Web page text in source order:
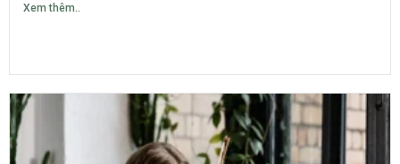
Xem thêm..